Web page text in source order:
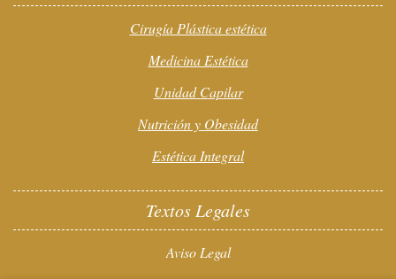
Cirugía Plástica estética
Medicina Estética
Unidad Capilar
Nutrición y Obesidad
Estética Integral
Textos Legales
Aviso Legal